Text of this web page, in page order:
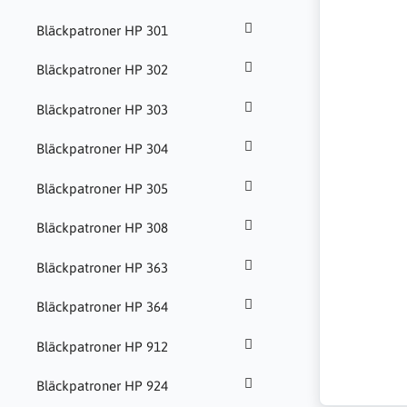
Bläckpatroner HP 301
Bläckpatroner HP 302
Bläckpatroner HP 303
Bläckpatroner HP 304
Bläckpatroner HP 305
Bläckpatroner HP 308
Bläckpatroner HP 363
Bläckpatroner HP 364
Bläckpatroner HP 912
Bläckpatroner HP 924